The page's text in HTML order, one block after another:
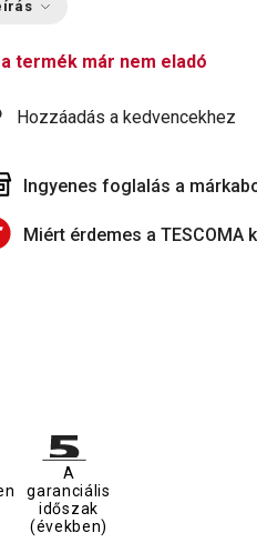
a termék már nem eladó
Hozzáadás a kedvencekhez
Ingyenes foglalás a
Miért érdemes a TESCOMA
A
garanciális
időszak
(években)